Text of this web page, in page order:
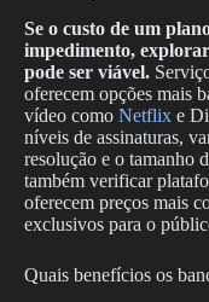
Se o custo de um
impedimento,
pode ser viável.
oferecem opções mais
vídeo como Netflix e
níveis de assinaturas,
resolução e o tamanho
também verificar
oferecem preços mais
exclusivos para o
Quais benefícios os